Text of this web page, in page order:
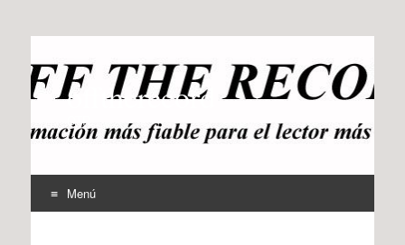
offtherecord
OTR
Menú